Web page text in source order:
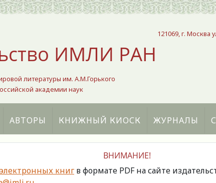
ИМЛИ РАН
литературы им. А.М.Горького
академии наук
121069, г. Москва
АВТОРЫ КНИЖНЫЙ КИОСК ЖУРНАЛЫ
ВНИМАНИЕ!
книг в формате PDF на сайте